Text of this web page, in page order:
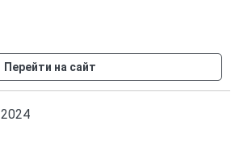
Перейти на сайт
2024